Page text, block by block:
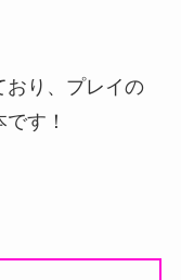
おり、プレイの
す！